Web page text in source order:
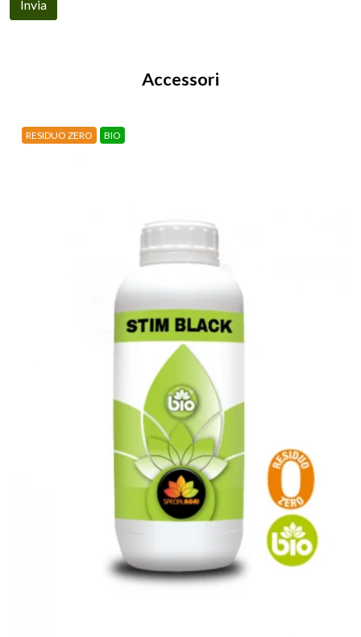
Invia
Accessori
RESIDUO ZERO BIO